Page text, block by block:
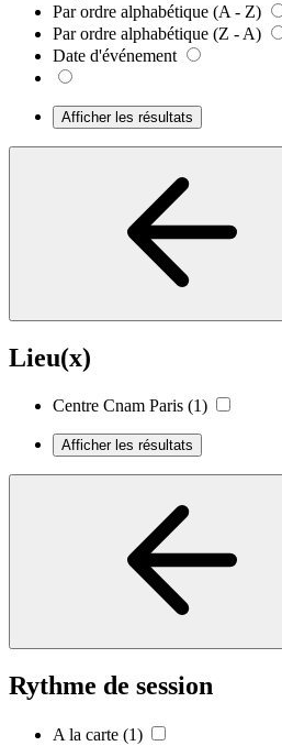
Par ordre alphabétique (A - Z)
Par ordre alphabétique (Z - A)
Date d'événement
Afficher les résultats
Lieu(x)
Centre Cnam Paris (1)
Afficher les résultats
Rythme de session
A la carte (1)